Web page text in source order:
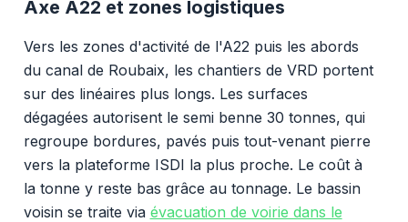
Axe A22 et zones logistiques
Vers les zones d'activité de l'A22 puis les abords
du canal de Roubaix, les chantiers de VRD portent
sur des linéaires plus longs. Les surfaces
dégagées autorisent le semi benne 30 tonnes, qui
regroupe bordures, pavés puis tout-venant pierre
vers la plateforme ISDI la plus proche. Le coût à
la tonne y reste bas grâce au tonnage. Le bassin
voisin se traite via évacuation de voirie dans le